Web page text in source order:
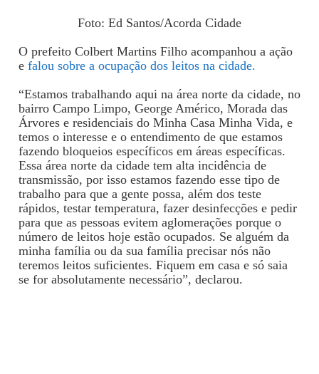
Foto: Ed Santos/Acorda Cidade
O prefeito Colbert Martins Filho acompanhou a ação
e falou sobre a ocupação dos leitos na cidade.
“Estamos trabalhando aqui na área norte da cidade, no
bairro Campo Limpo, George Américo, Morada das
Árvores e residenciais do Minha Casa Minha Vida, e
temos o interesse e o entendimento de que estamos
fazendo bloqueios específicos em áreas específicas.
Essa área norte da cidade tem alta incidência de
transmissão, por isso estamos fazendo esse tipo de
trabalho para que a gente possa, além dos teste
rápidos, testar temperatura, fazer desinfecções e pedir
para que as pessoas evitem aglomerações porque o
número de leitos hoje estão ocupados. Se alguém da
minha família ou da sua família precisar nós não
teremos leitos suficientes. Fiquem em casa e só saia
se for absolutamente necessário”, declarou.